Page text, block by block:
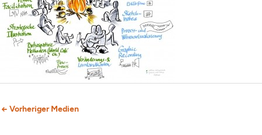
← Vorheriger Medien